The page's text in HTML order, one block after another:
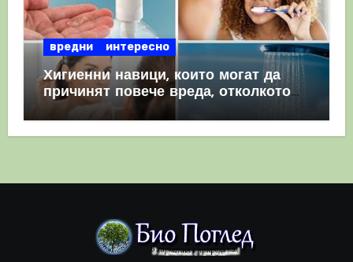
вредни интересно
Хигиенни навици, които могат да
причинят повече вреда, отколкото
полза